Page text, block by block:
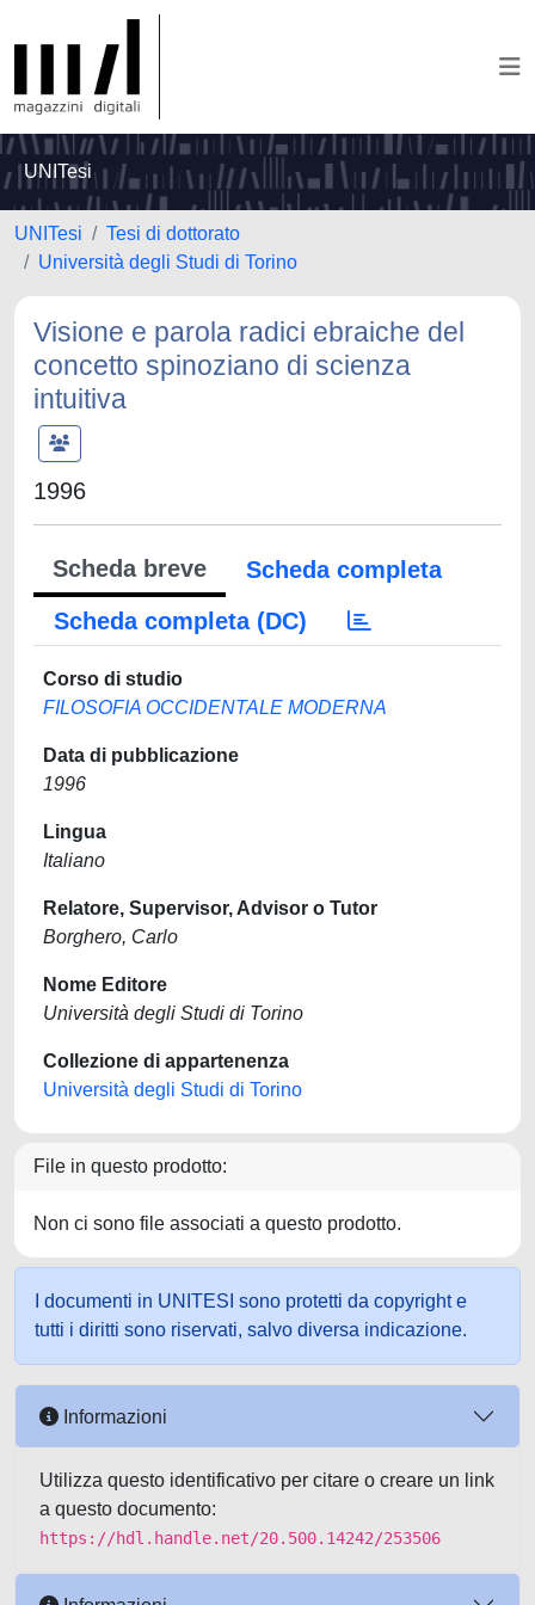
UNITesi
UNITesi
Tesi di dottorato
Università degli Studi di Torino
Visione e parola radici ebraiche del
concetto spinoziano di scienza
intuitiva
1996
Scheda breve
Scheda completa
Scheda completa (DC)
Corso di studio
FILOSOFIA OCCIDENTALE MODERNA
Data di pubblicazione
1996
Lingua
Italiano
Relatore, Supervisor, Advisor o Tutor
Borghero, Carlo
Nome Editore
Università degli Studi di Torino
Collezione di appartenenza
Università degli Studi di Torino
File in questo prodotto:
Non ci sono file associati a questo prodotto.
I documenti in UNITESI sono protetti da copyright e
tutti i diritti sono riservati, salvo diversa indicazione.
Informazioni
Utilizza questo identificativo per citare o creare un link
a questo documento:
https://hdl.handle.net/20.500.14242/253506